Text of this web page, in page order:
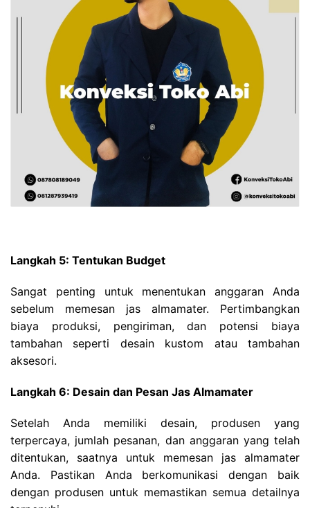
Langkah 5: Tentukan Budget
Sangat penting untuk menentukan anggaran Anda
sebelum memesan jas almamater. Pertimbangkan
biaya produksi, pengiriman, dan potensi biaya
tambahan seperti desain kustom atau tambahan
aksesori.
Langkah 6: Desain dan Pesan Jas Almamater
Setelah Anda memiliki desain, produsen yang
terpercaya, jumlah pesanan, dan anggaran yang telah
ditentukan, saatnya untuk memesan jas almamater
Anda. Pastikan Anda berkomunikasi dengan baik
dengan produsen untuk memastikan semua detailnya